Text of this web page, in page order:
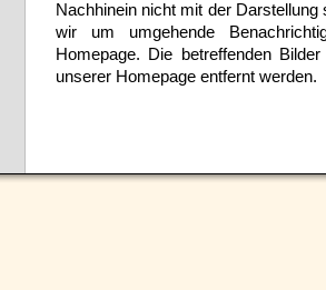
Nachhinein nicht mit der
wir um umgehende
Homepage. Die betreffenden
unserer Homepage entfernt werden.